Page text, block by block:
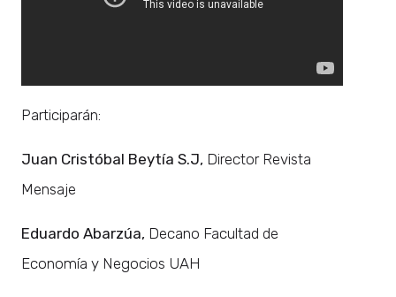
Participarán:
Juan Cristóbal Beytía S.J, Director Revista
Mensaje
Eduardo Abarzúa, Decano Facultad de
Economía y Negocios UAH